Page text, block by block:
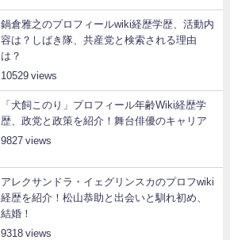
鍋倉雅之のプロフィールwiki経歴学歴、活動内
容は？しばき隊、共産党と検索される理由
は？
10529
「犬飼このり」プロフィール年齢Wiki経歴学
歴、政党と政策を紹介！舞台俳優のキャリア
9827
アレクサンドラ・イェグリンスカのプロフwiki
経歴を紹介！松山恭助と出会いと馴れ初め、
結婚！
9318